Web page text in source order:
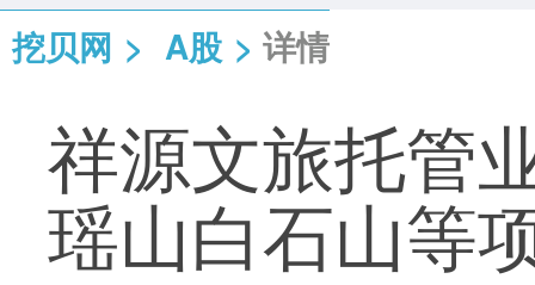
挖贝网 > A股 > 详情
祥源文旅托管
瑶山白石山等